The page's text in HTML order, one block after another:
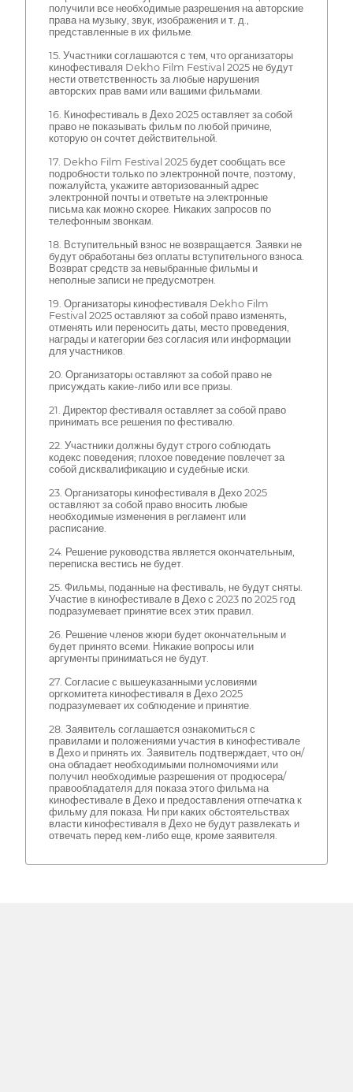
получили все необходимые разрешения на авторские
права на музыку, звук, изображения и т. д.,
представленные в их фильме.
15. Участники соглашаются с тем, что организаторы
кинофестиваля Dekho Film Festival 2025 не будут
нести ответственность за любые нарушения
авторских прав вами или вашими фильмами.
16. Кинофестиваль в Дехо 2025 оставляет за собой
право не показывать фильм по любой причине,
которую он сочтет действительной.
17. Dekho Film Festival 2025 будет сообщать все
подробности только по электронной почте, поэтому,
пожалуйста, укажите авторизованный адрес
электронной почты и ответьте на электронные
письма как можно скорее. Никаких запросов по
телефонным звонкам.
18. Вступительный взнос не возвращается. Заявки не
будут обработаны без оплаты вступительного взноса.
Возврат средств за невыбранные фильмы и
неполные записи не предусмотрен.
19. Организаторы кинофестиваля Dekho Film
Festival 2025 оставляют за собой право изменять,
отменять или переносить даты, место проведения,
награды и категории без согласия или информации
для участников.
20. Организаторы оставляют за собой право не
присуждать какие-либо или все призы.
21. Директор фестиваля оставляет за собой право
принимать все решения по фестивалю.
22. Участники должны будут строго соблюдать
кодекс поведения; плохое поведение повлечет за
собой дисквалификацию и судебные иски.
23. Организаторы кинофестиваля в Дехо 2025
оставляют за собой право вносить любые
необходимые изменения в регламент или
расписание.
24. Решение руководства является окончательным,
переписка вестись не будет.
25. Фильмы, поданные на фестиваль, не будут сняты.
Участие в кинофестивале в Дехо с 2023 по 2025 год
подразумевает принятие всех этих правил.
26. Решение членов жюри будет окончательным и
будет принято всеми. Никакие вопросы или
аргументы приниматься не будут.
27. Согласие с вышеуказанными условиями
оргкомитета кинофестиваля в Дехо 2025
подразумевает их соблюдение и принятие.
28. Заявитель соглашается ознакомиться с
правилами и положениями участия в кинофестивале
в Дехо и принять их. Заявитель подтверждает, что он/
она обладает необходимыми полномочиями или
получил необходимые разрешения от продюсера/
правообладателя для показа этого фильма на
кинофестивале в Дехо и предоставления отпечатка к
фильму для показа. Ни при каких обстоятельствах
власти кинофестиваля в Дехо не будут развлекать и
отвечать перед кем-либо еще, кроме заявителя.